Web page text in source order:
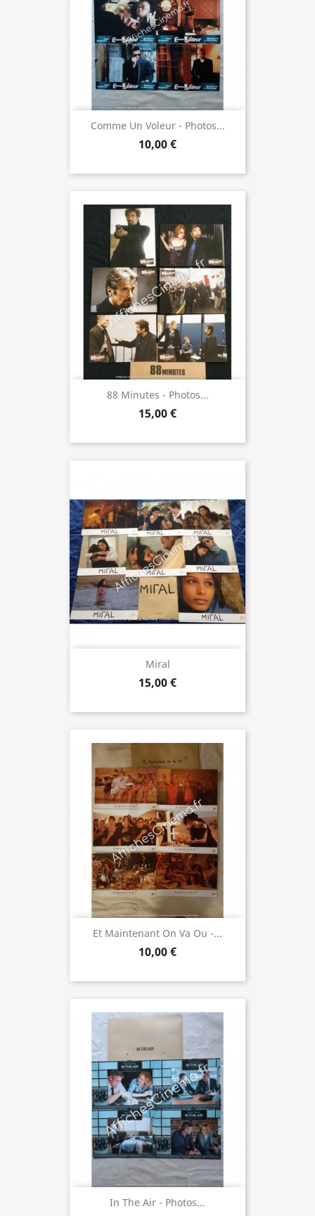
Comme Un Voleur - Photos...
10,00 €
88 Minutes - Photos...
15,00 €
Miral
15,00 €
Et Maintenant On Va Ou -...
10,00 €
In The Air - Photos...